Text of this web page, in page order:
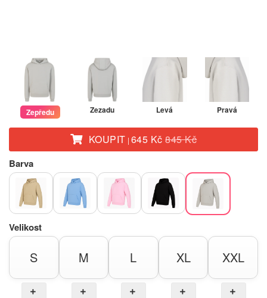
Zepředu Zezadu Levá Pravá
KOUPIT | 645 Kč845 Kč
Barva
Velikost
S M L XL XXL